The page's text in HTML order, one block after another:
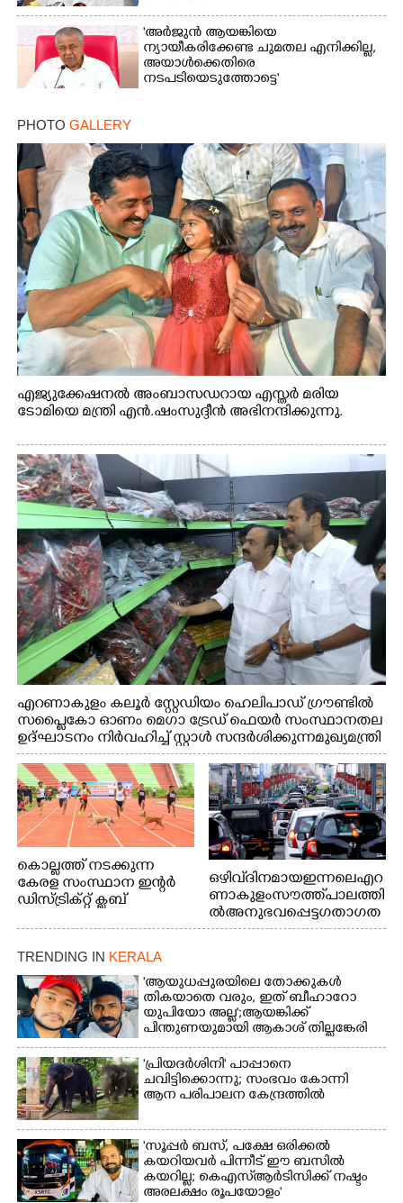
'അർജുൻ ആയങ്കിയെ
ന്യായീകരിക്കേണ്ട ചുമതല എനിക്കില്ല,
അയാൾക്കെതിരെ
നടപടിയെടുത്തോട്ടെ'
PHOTO GALLERY
എജ്യുക്കേഷനൽ അംബാസഡറായ എസ്തർ മരിയ
ടോമിയെ മന്ത്രി എൻ.ഷംസുദ്ദീൻ അഭിനന്ദിക്കുന്നു.
എറണാകുളം കലൂർ സ്റ്റേഡിയം ഹെലിപാഡ് ഗ്രൗണ്ടിൽ
സപ്ളൈകോ ഓണം മെഗാ ട്രേഡ് ഫെയർ സംസ്ഥാനതല
ഉദ്ഘാടനം നിർവഹിച്ച് സ്റ്റാൾ സന്ദർശിക്കുന്ന മുഖ്യമന്ത്രി
വി.ഡി. സതീശൻ. മന്ത്രി അനൂപ് ജേക്കബ് സമീപം
കൊല്ലത്ത് നടക്കുന്ന
കേരള സംസ്ഥാന ഇന്റർ
ഡിസ്ട്രിക്റ്റ് ക്ലബ്
ചാമ്പ്യൻഷിപ്പിൽ അണ്ടർ
20 ആൺകുട്ടികളുടെ 200
മത്സരത്തിനിടെ സിന്തറ്റിക്
ട്രാക്കിന് കുറുകെ ഓടുന്ന
നായകൾ.
ഒഴിവ് ദിനമായ ഇന്നലെ എറ
ണാകുളം സൗത്ത് പാലത്തി
ൽ അനുഭവപ്പെട്ട ഗതാഗത
ക്കുരുക്ക്
TRENDING IN KERALA
'ആയുധപ്പുരയിലെ തോക്കുകൾ
തികയാതെ വരും, ഇത് ബീഹാറോ
യുപിയോ അല്ല';ആയങ്കിക്ക്
പിന്തുണയുമായി ആകാശ് തില്ലങ്കേരി
'പ്രിയദർശിനി' പാപ്പാനെ
ചവിട്ടിക്കൊന്നു; സംഭവം കോന്നി
ആന പരിപാലന കേന്ദ്രത്തിൽ
'സൂപ്പർ ബസ്, പക്ഷേ ഒരിക്കൽ
കയറിയവർ പിന്നീട് ഈ ബസിൽ
കയറില്ല; കെഎസ്ആർടിസിക്ക് നഷ്ടം
അരലക്ഷം രൂപയോളം'